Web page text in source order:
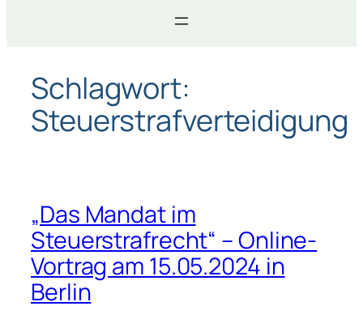
Schlagwort:
Steuerstrafverteidigung
„Das Mandat im
Steuerstrafrecht“ – Online-
Vortrag am 15.05.2024 in
Berlin